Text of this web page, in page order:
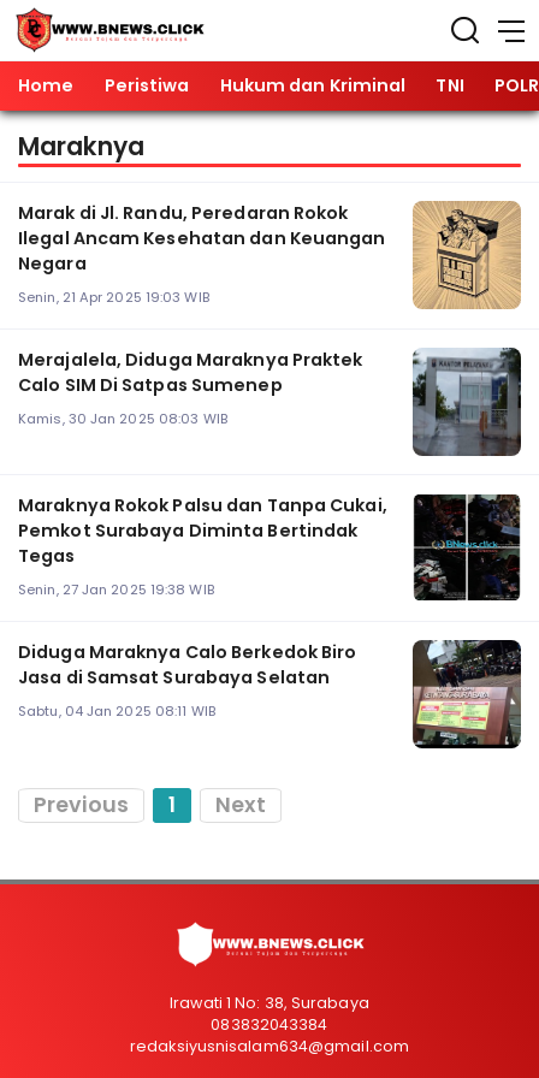
Home Peristiwa Hukum dan Kriminal TNI
Maraknya
Marak di Jl. Randu, Peredaran Rokok
Ilegal Ancam Kesehatan dan Keuangan
Negara
Senin, 21 Apr 2025 19:03 WIB
Merajalela, Diduga Maraknya Praktek
Calo SIM Di Satpas Sumenep
Kamis, 30 Jan 2025 08:03 WIB
Maraknya Rokok Palsu dan Tanpa Cukai,
Pemkot Surabaya Diminta Bertindak
Tegas
Senin, 27 Jan 2025 19:38 WIB
Diduga Maraknya Calo Berkedok Biro
Jasa di Samsat Surabaya Selatan
Sabtu, 04 Jan 2025 08:11 WIB
Previous 1 Next
Irawati 1 No: 38, Surabaya
083832043384
redaksiyusnisalam634@gmail.com